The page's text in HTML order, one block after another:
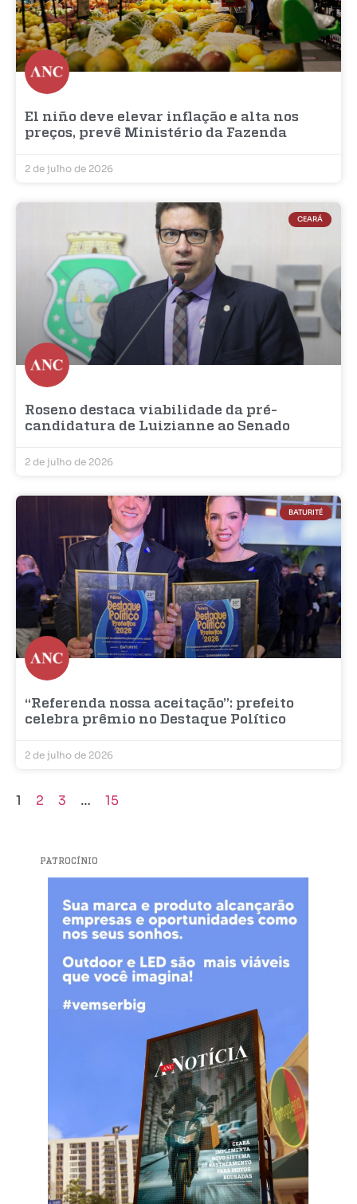
El niño deve elevar inflação e alta nos
preços, prevê Ministério da Fazenda
2 de julho de 2026
CEARÁ
Roseno destaca viabilidade da pré-
candidatura de Luizianne ao Senado
2 de julho de 2026
BATURITÉ
“Referenda nossa aceitação”: prefeito
celebra prêmio no Destaque Político
2 de julho de 2026
1 2 3 … 15
PATROCÍNIO